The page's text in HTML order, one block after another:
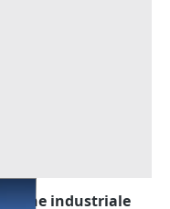
industriale